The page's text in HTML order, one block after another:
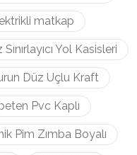
matkap
Sınırlayıcı Yol Kasisleri
Düz Uçlu Kraft
Pvc Kaplı
Pim Zımba Boyalı